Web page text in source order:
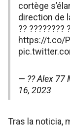
cortège
direction de
?? ????????
https://t.co/
— ?? Alex 77
16, 2023
Tras la noticia,